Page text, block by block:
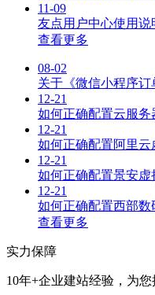
11-09
友点用户中心使用说
查看更多
08-02
关于《微信小程序
12-21
如何正确配置云服务
12-21
如何正确配置阿里云
12-21
如何正确配置景安虚
12-21
如何正确配置西部数
查看更多
实力保障
10年+企业建站经验，为